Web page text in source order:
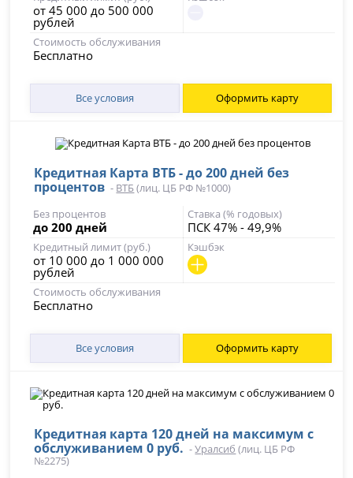
от 45 000 до 500 000
рублей
Стоимость обслуживания
Бесплатно
Все условия Оформить карту
Кредитная Карта ВТБ - до 200 дней без
процентов - ВТБ(лиц. ЦБ РФ №1000)
Без процентов
до 200 дней
Ставка (% годовых)
ПСК 47% - 49,9%
Кредитный лимит (руб.)
от 10 000 до 1 000 000
рублей
Кэшбэк
Стоимость обслуживания
Бесплатно
Все условия Оформить карту
Кредитная карта 120 дней на максимум с
обслуживанием 0 руб. -Уралсиб (лиц. ЦБ РФ
№2275)